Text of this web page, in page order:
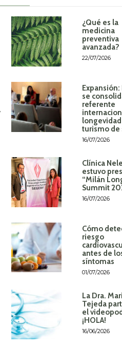
¿Qué es la
medicina
preventiva
avanzada?
22/07/2026
Expansión:
se
referente
turismo de
16/07/2026
Clínica
estuvo
“Milán
Summit
16/07/2026
Cómo
riesgo
antes de
síntomas
01/07/2026
La Dra.
Tejeda
el
¡HOLA!
16/06/2026